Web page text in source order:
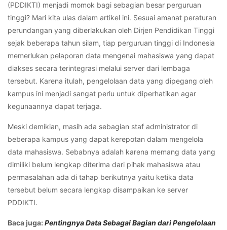
(PDDIKTI) menjadi momok bagi sebagian besar perguruan
tinggi? Mari kita ulas dalam artikel ini. Sesuai amanat peraturan
perundangan yang diberlakukan oleh Dirjen Pendidikan Tinggi
sejak beberapa tahun silam, tiap perguruan tinggi di Indonesia
memerlukan pelaporan data mengenai mahasiswa yang dapat
diakses secara terintegrasi melalui server dari lembaga
tersebut. Karena itulah, pengelolaan data yang dipegang oleh
kampus ini menjadi sangat perlu untuk diperhatikan agar
kegunaannya dapat terjaga.
Meski demikian, masih ada sebagian staf administrator di
beberapa kampus yang dapat kerepotan dalam mengelola
data mahasiswa. Sebabnya adalah karena memang data yang
dimiliki belum lengkap diterima dari pihak mahasiswa atau
permasalahan ada di tahap berikutnya yaitu ketika data
tersebut belum secara lengkap disampaikan ke server
PDDIKTI.
Baca juga:Pentingnya Data Sebagai Bagian dari Pengelolaan